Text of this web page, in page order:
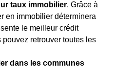
taux immobilier. Grâce à
en immobilier déterminera
le meilleur crédit
retrouver toutes les
dans les communes